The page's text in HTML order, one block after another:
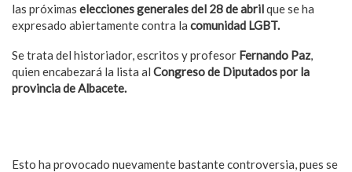
las próximas elecciones generales del 28 de abrilque se ha
expresado abiertamente contra la comunidad LGBT.
Se trata del historiador, escritos y profesor Fernando Paz,
quien encabezará la lista al Congreso de Diputados por la
provincia de Albacete.
Esto ha provocado nuevamente bastante controversia, pues se